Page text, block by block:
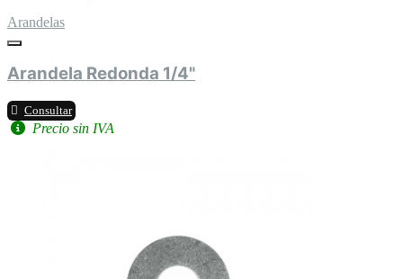
Arandelas
Arandela Redonda 1/4"
Consultar
Precio sin IVA